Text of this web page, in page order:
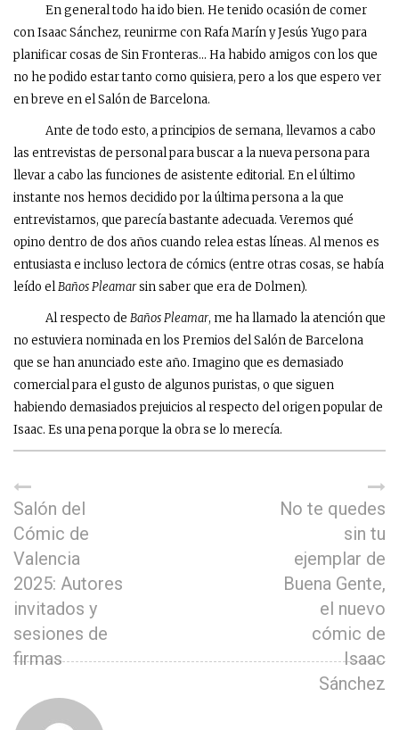
En general todo ha ido bien. He tenido ocasión de comer
con Isaac Sánchez, reunirme con Rafa Marín y Jesús Yugo para
planificar cosas de Sin Fronteras… Ha habido amigos con los que
no he podido estar tanto como quisiera, pero a los que espero ver
en breve en el Salón de Barcelona.
Ante de todo esto, a principios de semana, llevamos a cabo
las entrevistas de personal para buscar a la nueva persona para
llevar a cabo las funciones de asistente editorial. En el último
instante nos hemos decidido por la última persona a la que
entrevistamos, que parecía bastante adecuada. Veremos qué
opino dentro de dos años cuando relea estas líneas. Al menos es
entusiasta e incluso lectora de cómics (entre otras cosas, se había
leído elBaños Pleamarsin saber que era de Dolmen).
Al respecto de Baños Pleamar, me ha llamado la atención que
no estuviera nominada en los Premios del Salón de Barcelona
que se han anunciado este año. Imagino que es demasiado
comercial para el gusto de algunos puristas, o que siguen
habiendo demasiados prejuicios al respecto del origen popular de
Isaac. Es una pena porque la obra se lo merecía.
Salón del
Cómic de
Valencia
2025: Autores
invitados y
sesiones de
firmas
No te quedes
sin tu
ejemplar de
Buena Gente,
el nuevo
cómic de
Isaac
Sánchez